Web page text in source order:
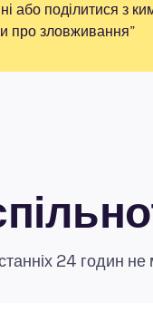
або поділитися з
про зловживання”
24 годин не